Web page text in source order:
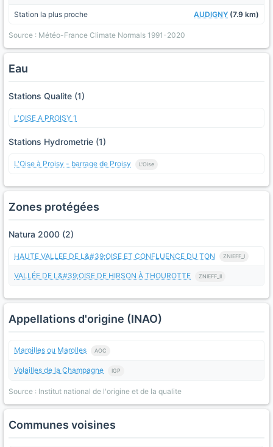
Station la plus proche AUDIGNY (7.9 km)
Source : Météo-France Climate Normals 1991-2020
Eau
Stations Qualite (1)
L'OISE A PROISY 1
Stations Hydrometrie (1)
L'Oise à Proisy - barrage de Proisy L'Oise
Zones protégées
Natura 2000 (2)
HAUTE VALLEE DE L&#39;OISE ET CONFLUENCE DU TON ZNIEFF_I
VALLÉE DE L&#39;OISE DE HIRSON À THOUROTTE ZNIEFF_II
Appellations d'origine (INAO)
Maroilles ou Marolles AOC
Volailles de la Champagne IGP
Source : Institut national de l'origine et de la qualite
Communes voisines